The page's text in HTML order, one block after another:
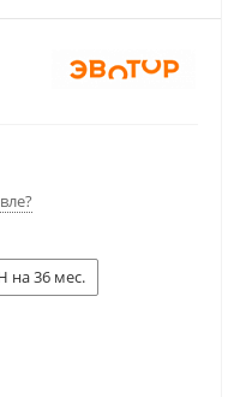
на 36 мес.